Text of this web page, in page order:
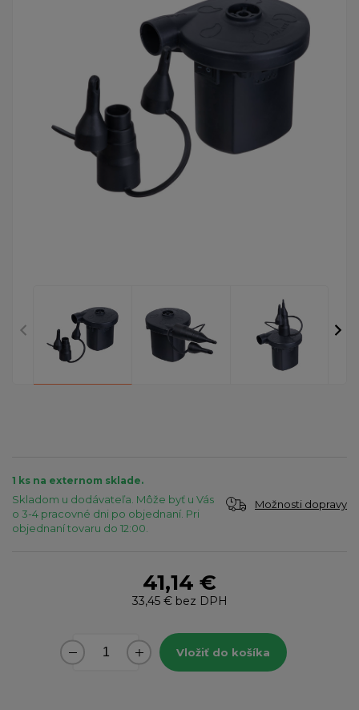
1 ks na externom sklade.
Skladom u dodávateľa. Môže byť u Vás
o 3-4 pracovné dni po objednaní. Pri
objednaní tovaru do 12:00.
Možnosti dopravy
41,14 €
33,45 €bez DPH
Vložiť do košíka